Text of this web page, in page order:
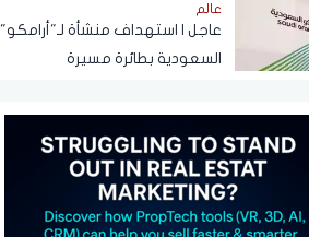
عالم
عاجل | استهداف منشأة لـ"أرامكو"
السعودية بطائرة مسيرة